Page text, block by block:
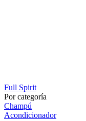
Full Spirit
Por categoría
Champú
Acondicionador